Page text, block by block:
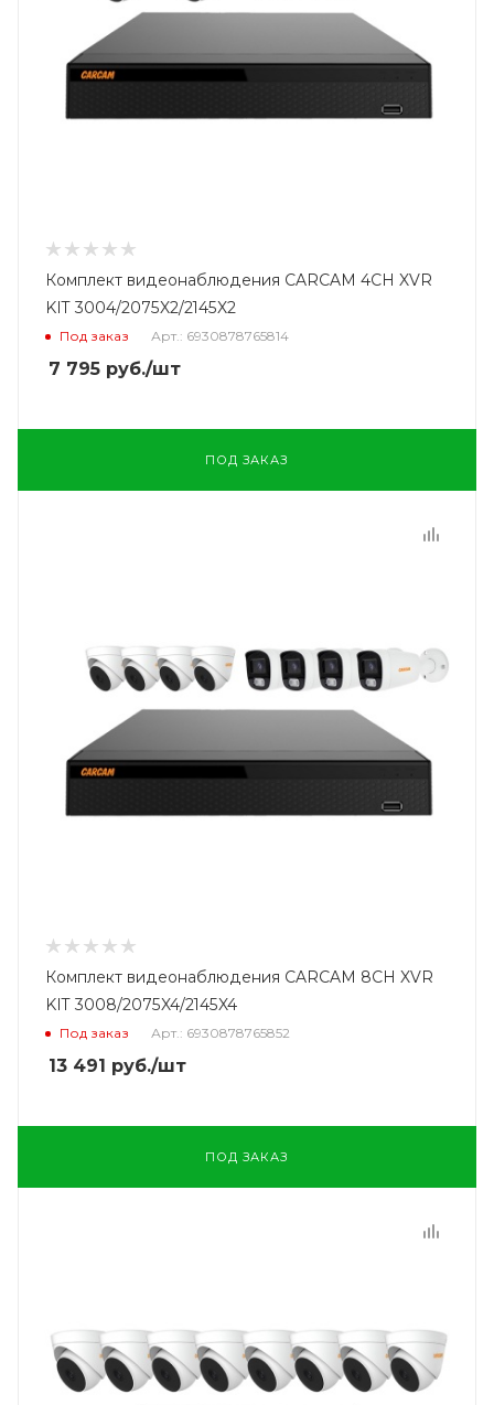
Комплект видеонаблюдения CARCAM 4CH XVR
KIT 3004/2075X2/2145X2
Под заказ Арт.: 6930878765814
7 795 руб./шт
ПОД ЗАКАЗ
Комплект видеонаблюдения CARCAM 8CH XVR
KIT 3008/2075X4/2145X4
Под заказ Арт.: 6930878765852
13 491 руб./шт
ПОД ЗАКАЗ